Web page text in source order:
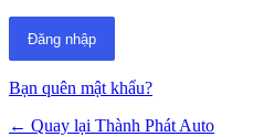
Bạn quên mật khẩu?
← Quay lại Thành Phát Auto